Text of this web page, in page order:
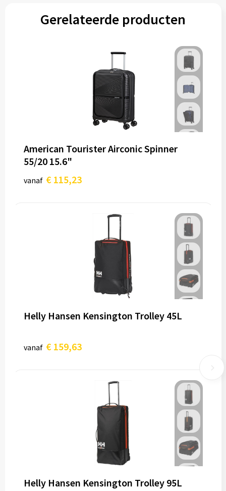
Gerelateerde producten
American Tourister Airconic Spinner
55/20 15.6"
vanaf € 115,23
Helly Hansen Kensington Trolley 45L
vanaf € 159,63
Helly Hansen Kensington Trolley 95L